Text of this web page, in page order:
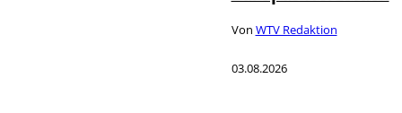
Von WTV Redaktion
03.08.2026